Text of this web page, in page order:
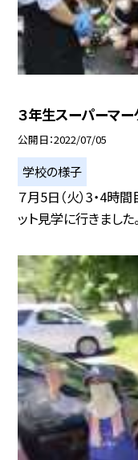
３年生スーパーマー
公開日 2022/07/05
学校の様子
７月5日（火）3・4
ット見学に行きました